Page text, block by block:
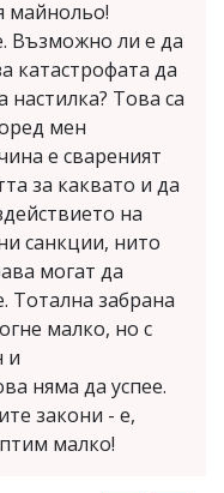
майнольо!
Възможно ли е да
катастрофата да
настилка? Това са
мен
е свареният
за каквато и да
на
санкции, нито
могат да
Тотална забрана
малко, но с
и
няма да успее.
закони - е,
малко!